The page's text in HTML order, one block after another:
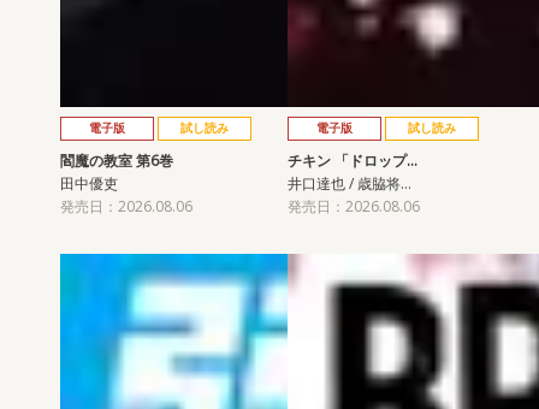
電子版 試し読み
閻魔の教室 第6巻
田中優吏
発売日：2026.08.06
電子版 試し読み
チキン 「ドロップ…
井口達也 / 歳脇将…
発売日：2026.08.06